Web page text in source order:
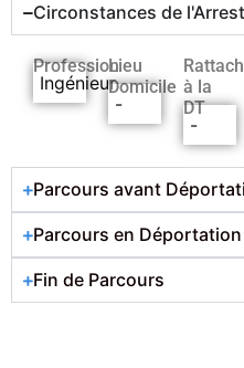
Circonstances de
Profession
Ingénieur
Lieu
Domicile
-
à la
DT
-
Parcours avant
Parcours en Déportation
Fin de Parcours